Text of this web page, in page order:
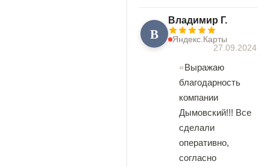
В
Владимир Г.
Яндекс.Карты
27.09.2024
Выражаю
благодарность
компании
Дымовский!!! Все
сделали
оперативно,
согласно